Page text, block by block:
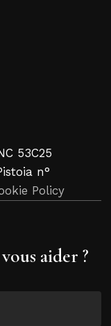
53C25
n°
Policy
aider ?